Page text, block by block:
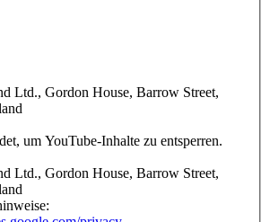
Ltd., Gordon House, Barrow Street,
um YouTube-Inhalte zu entsperren.
Ltd., Gordon House, Barrow Street,